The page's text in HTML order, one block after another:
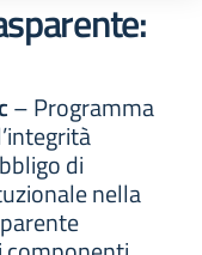
– Programma
di
nella